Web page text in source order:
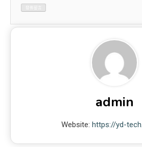
admin
Website: https://yd-